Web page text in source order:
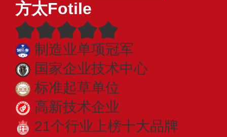
方太Fotile
制造业单项冠军
国家企业技术中心
标准起草单位
高新技术企业
21个行业上榜十大品牌